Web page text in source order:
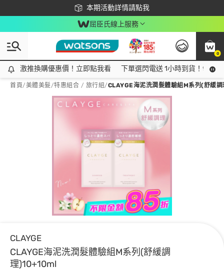
本期活動詳情請點我
下載app最高回饋$350
屈臣氏線上服務
0
激推換購優惠價！立即點我看
激推換購優惠價！立即點我看 下單選閃電送 1小時到貨！領神
首頁/美體美髮/特惠組合 / 旅行組/CLAYGE海泥洗潤髮體驗組M系列(舒緩
CLAYGE
CLAYGE海泥洗潤髮體驗組M系列(舒緩調
理)10+10ml